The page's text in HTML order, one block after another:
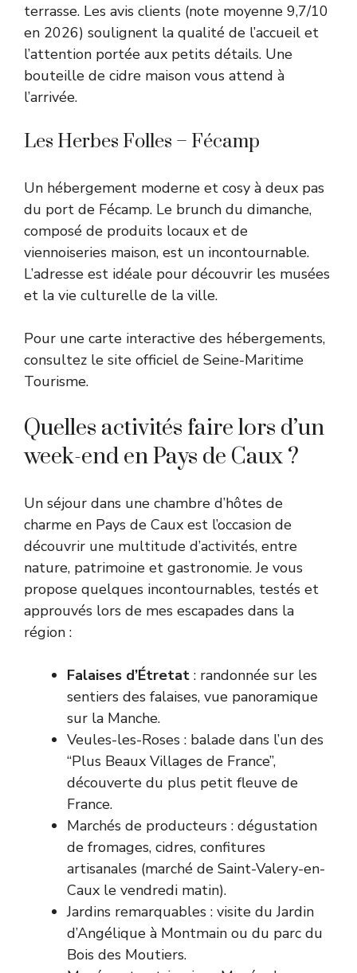
terrasse. Les avis clients (note moyenne 9,7/10
en 2026) soulignent la qualité de l’accueil et
l’attention portée aux petits détails. Une
bouteille de cidre maison vous attend à
l’arrivée.
Les Herbes Folles – Fécamp
Un hébergement moderne et cosy à deux pas
du port de Fécamp. Le brunch du dimanche,
composé de produits locaux et de
viennoiseries maison, est un incontournable.
L’adresse est idéale pour découvrir les musées
et la vie culturelle de la ville.
Pour une carte interactive des hébergements,
consultez le site officiel de Seine-Maritime
Tourisme.
Quelles activités faire lors d’un
week-end en Pays de Caux ?
Un séjour dans une chambre d’hôtes de
charme en Pays de Caux est l’occasion de
découvrir une multitude d’activités, entre
nature, patrimoine et gastronomie. Je vous
propose quelques incontournables, testés et
approuvés lors de mes escapades dans la
région :
Falaises d’Étretat : randonnée sur les
sentiers des falaises, vue panoramique
sur la Manche.
Veules-les-Roses : balade dans l’un des
“Plus Beaux Villages de France”,
découverte du plus petit fleuve de
France.
Marchés de producteurs : dégustation
de fromages, cidres, confitures
artisanales (marché de Saint-Valery-en-
Caux le vendredi matin).
Jardins remarquables : visite du Jardin
d’Angélique à Montmain ou du parc du
Bois des Moutiers.